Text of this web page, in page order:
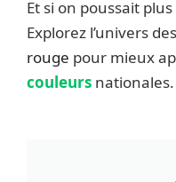
Et si on poussait
Explorez l’univers des
rouge pour mieux
couleurs nationales.